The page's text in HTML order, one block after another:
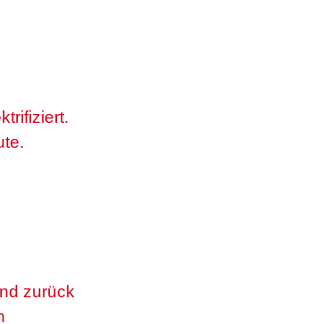
zurück